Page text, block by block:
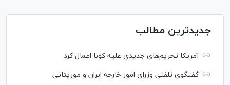
جدیدترین مطالب
آمریکا تحریم‌های جدیدی علیه کوبا اعمال کرد
گفتگوی تلفنی وزرای امور خارجه ایران و موریتانی